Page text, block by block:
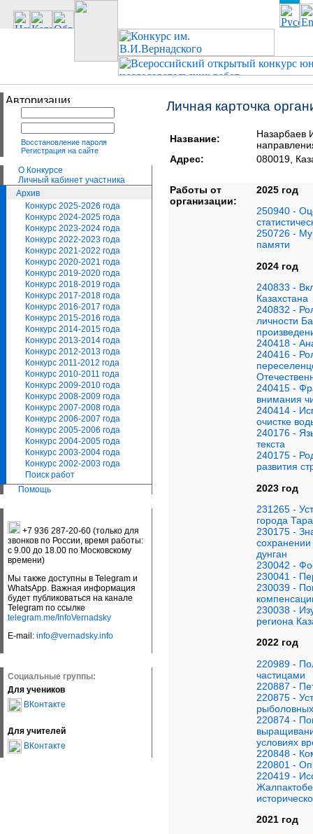
Восстановление пароля
Регистрация на сайте
О Конкурсе
Личный кабинет участника
Архив
Конкурс 2025-2026 года
Конкурс 2024-2025 года
Конкурс 2023-2024 года
Конкурс 2022-2023 года
Конкурс 2021-2022 года
Конкурс 2020-2021 года
Конкурс 2019-2020 года
Конкурс 2018-2019 года
Конкурс 2017-2018 года
Конкурс 2016-2017 года
Конкурс 2015-2016 года
Конкурс 2014-2015 года
Конкурс 2013-2014 года
Конкурс 2012-2013 года
Конкурс 2011-2012 года
Конкурс 2010-2011 года
Конкурс 2009-2010 года
Конкурс 2008-2009 года
Конкурс 2007-2008 года
Конкурс 2006-2007 года
Конкурс 2005-2006 года
Конкурс 2004-2005 года
Конкурс 2003-2004 года
Конкурс 2002-2003 года
Поиск работ
Помощь
+7 936 287-20-60 (только для
звонков по России, время работы:
с 9.00 до 18.00 по Московскому
времени)
Мы также доступны в Telegram и
WhatsApp. Важная информация
будет публиковаться на канале
Telegram по ссылке
telegram.me/InfoVernadsky
E-mail: info@vernadsky.info
Социальные группы:
Для учеников
ВКонтакте
Для учителей
ВКонтакте
Личная карточка
Название:
Назарбаев
Адрес:
080019,
Работы от
организации:
2025 год
250940 -
250726 -
памяти
2024 год
240833 -
Казахстана
240832 -
личности
240418 -
240416 -
240415 -
внимания
240414 -
очистке
240176 -
текста
240175 -
развития
2023 год
231265 -
города
230175 -
сохранении
дунган
230042 -
230041 -
230039 -
230038 -
региона
2022 год
220989 -
частицами
220887 -
220875 -
220874 -
условиях
220848 -
220801 -
220419 -
2021 год